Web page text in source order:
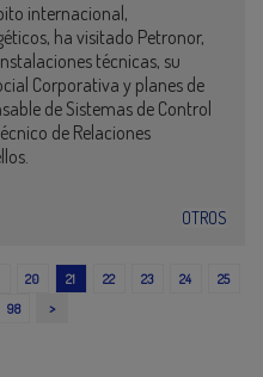
internacional,
ha visitado Petronor,
técnicas, su
Corporativa y planes de
de Sistemas de Control
de Relaciones
OTROS
20 21 22 23 24
25
98 >